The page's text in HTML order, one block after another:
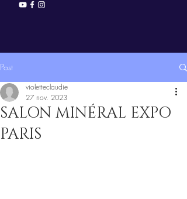
Post
SALON MINÉRAL EXPO
PARIS
violetteclaudie
27 nov. 2023